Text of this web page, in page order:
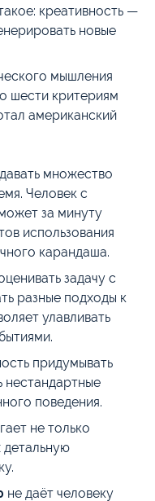
креативность —
новые
мышления
шести критериям
американский
множество
Человек с
за минуту
использования
карандаша.
задачу с
разные подходы к
улавливать
придумывать
нестандартные
поведения.
не только
не даёт человеку